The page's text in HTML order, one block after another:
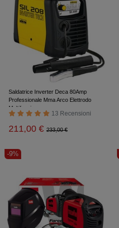
Saldatrice Inverter Deca 80Amp
Professionale Mma Arco Elettrodo
Multifunzione
13 Recensioni
211,00 € 233,00 €
-9%